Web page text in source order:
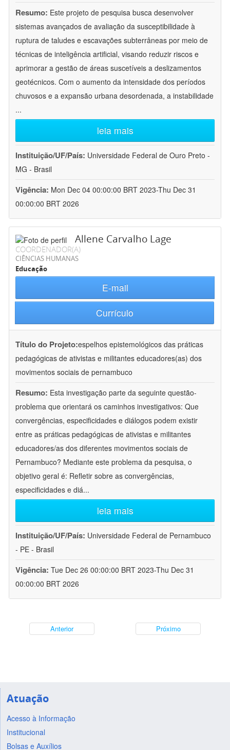
Resumo: Este projeto de pesquisa busca desenvolver
sistemas avançados de avaliação da susceptibilidade à
ruptura de taludes e escavações subterrâneas por meio de
técnicas de inteligência artificial, visando reduzir riscos e
aprimorar a gestão de áreas suscetíveis a deslizamentos
geotécnicos. Com o aumento da intensidade dos períodos
chuvosos e a expansão urbana desordenada, a instabilidade
...
leia mais
Instituição/UF/País: Universidade Federal de Ouro Preto -
MG - Brasil
Vigência: Mon Dec 04 00:00:00 BRT 2023-Thu Dec 31
00:00:00 BRT 2026
Allene Carvalho Lage
COORDENADOR(A)
CIÊNCIAS HUMANAS
Educação
E-mail
Currículo
Título do Projeto:espelhos epistemológicos das práticas
pedagógicas de ativistas e militantes educadores(as) dos
movimentos sociais de pernambuco
Resumo: Esta investigação parte da seguinte questão-
problema que orientará os caminhos investigativos: Que
convergências, especificidades e diálogos podem existir
entre as práticas pedagógicas de ativistas e militantes
educadores/as dos diferentes movimentos sociais de
Pernambuco? Mediante este problema da pesquisa, o
objetivo geral é: Refletir sobre as convergências,
especificidades e diá...
leia mais
Instituição/UF/País: Universidade Federal de Pernambuco
- PE - Brasil
Vigência: Tue Dec 26 00:00:00 BRT 2023-Thu Dec 31
00:00:00 BRT 2026
Anterior Próximo
Atuação
Acesso à Informação
Institucional
Bolsas e Auxílios